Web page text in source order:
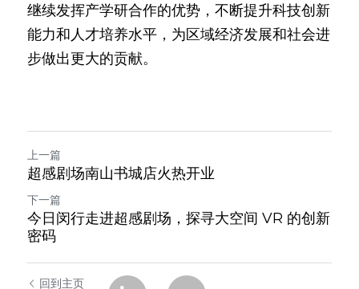
继续发挥产学研合作的优势，不断提升科技创新
能力和人才培养水平，为区域经济发展和社会进
步做出更大的贡献。
上一篇
超感剧场南山书城店火热开业
下一篇
今日闵行走进超感剧场，探寻大空间 VR 的创新
密码
回到主页